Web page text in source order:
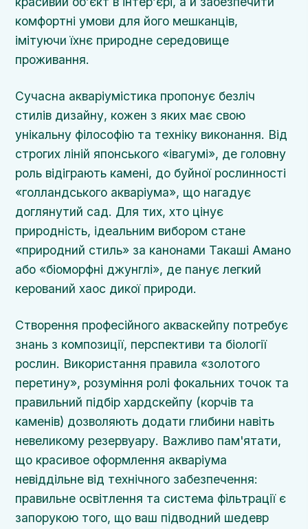
комфортні умови для його мешканців,
імітуючи їхнє природне середовище
проживання.
Сучасна акваріумістика пропонує безліч
стилів дизайну, кожен з яких має свою
унікальну філософію та техніку виконання. Від
строгих ліній японського «івагумі», де головну
роль відіграють камені, до буйної рослинності
«голландського акваріума», що нагадує
доглянутий сад. Для тих, хто цінує
природність, ідеальним вибором стане
«природний стиль» за канонами Такаші Амано
або «біоморфні джунглі», де панує легкий
керований хаос дикої природи.
Створення професійного акваскейпу потребує
знань з композиції, перспективи та біології
рослин. Використання правила «золотого
перетину», розуміння ролі фокальних точок та
правильний підбір хардскейпу (корчів та
каменів) дозволяють додати глибини навіть
невеликому резервуару. Важливо пам'ятати,
що красивое оформлення акваріума
невіддільне від технічного забезпечення:
правильне освітлення та система фільтрації є
запорукою того, що ваш підводний шедевр